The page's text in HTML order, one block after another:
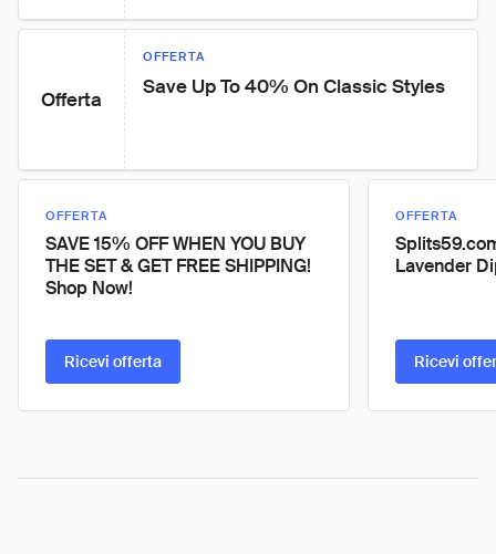
Offerta
OFFERTA
Save Up To 40% On Classic Styles
OFFERTA
SAVE 15% OFF WHEN YOU BUY
THE SET & GET FREE SHIPPING!
Shop Now!
Ricevi offerta
OFFERTA
Lavender
Ricevi